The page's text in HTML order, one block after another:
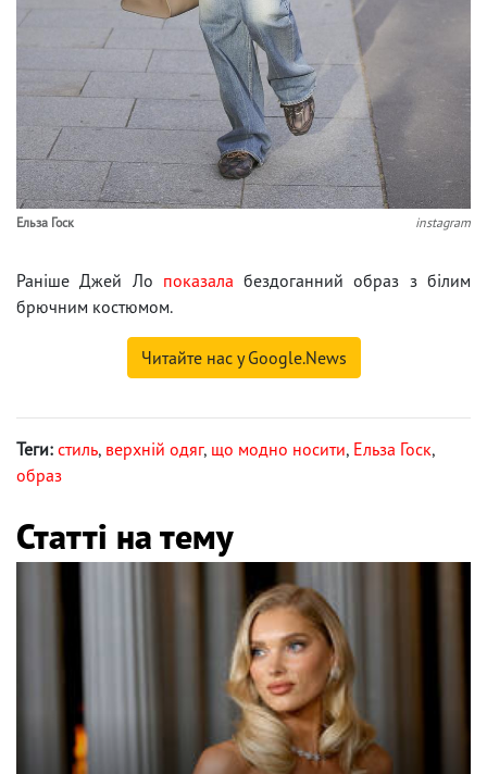
Ельза Госк instagram
Раніше Джей Ло показала бездоганний образ з білим
брючним костюмом.
Читайте нас у Google.News
Теги: стиль, верхній одяг, що модно носити, Ельза Госк,
образ
Статті на тему